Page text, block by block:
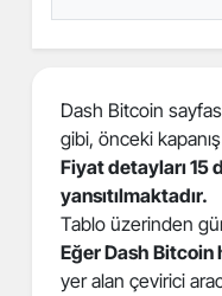
Dash Bitcoin
gibi, önceki
Fiyat detayları 15
yansıtılmaktadır.
Tablo üzerinden
Eğer Dash
yer alan çevirici